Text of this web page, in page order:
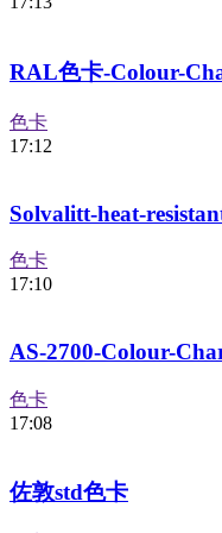
RAL色卡-Colour-
色卡
17:12
Solvalitt-heat-
色卡
17:10
AS-2700-Colour-
色卡
17:08
佐敦std色卡